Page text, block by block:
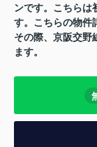
ンです。こちらは
す。こちらの物件
その際、京阪交野
ます。